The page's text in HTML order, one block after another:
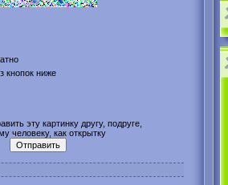
кнопок ниже
эту картинку другу, подруге,
человеку, как открытку